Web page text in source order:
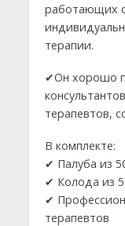
работающих
терапии.
✔Он хорошо
терапевтов,
В комплекте:
✔ Палуба из
✔ Колода из
✔
терапевтов